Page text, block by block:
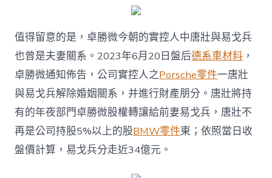
值得留意的是，卓勝微今朝的實控人中唐壯與易戈兵
也曾是夫妻關系。2023年6月20日盤后德系車材料 ，
卓勝微通知佈告，公司實控人之Porsche零件一唐壯
與易戈兵解除婚姻關系，并進行財產朋分。唐壯將持
有的年夜部門卓勝微股權轉讓給前妻易戈兵，唐壯不
再是公司持股5%以上的股BMW零件東；依照當日收
盤價計算，易戈兵分走近34億元。